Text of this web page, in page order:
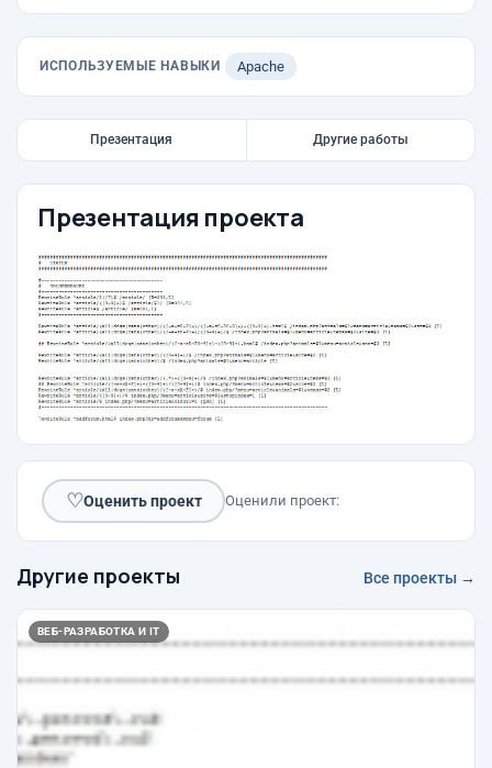
ИСПОЛЬЗУЕМЫЕ НАВЫКИ Apache
Презентация Другие работы
Презентация проекта
♡Оценить проект Оценили проект:
Другие проекты Все проекты →
ВЕБ-РАЗРАБОТКА И IT